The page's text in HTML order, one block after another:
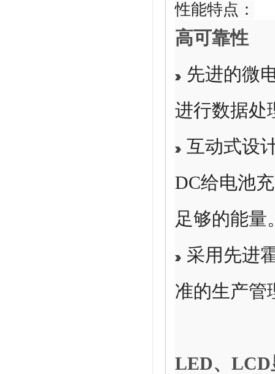
性能特点：
高可靠性
先进的微
进行数据处
互动式设
DC给电池
足够的能量
采用先进
准的生产管
LED、LCD